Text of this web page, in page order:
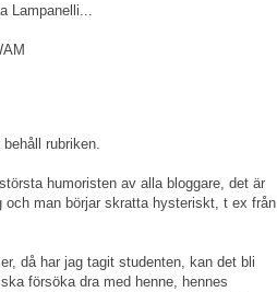
Lampanelli...
rubriken.
humoristen av alla bloggare, det är
och man börjar skratta hysteriskt, t ex från
då har jag tagit studenten, kan det bli
försöka dra med henne, hennes